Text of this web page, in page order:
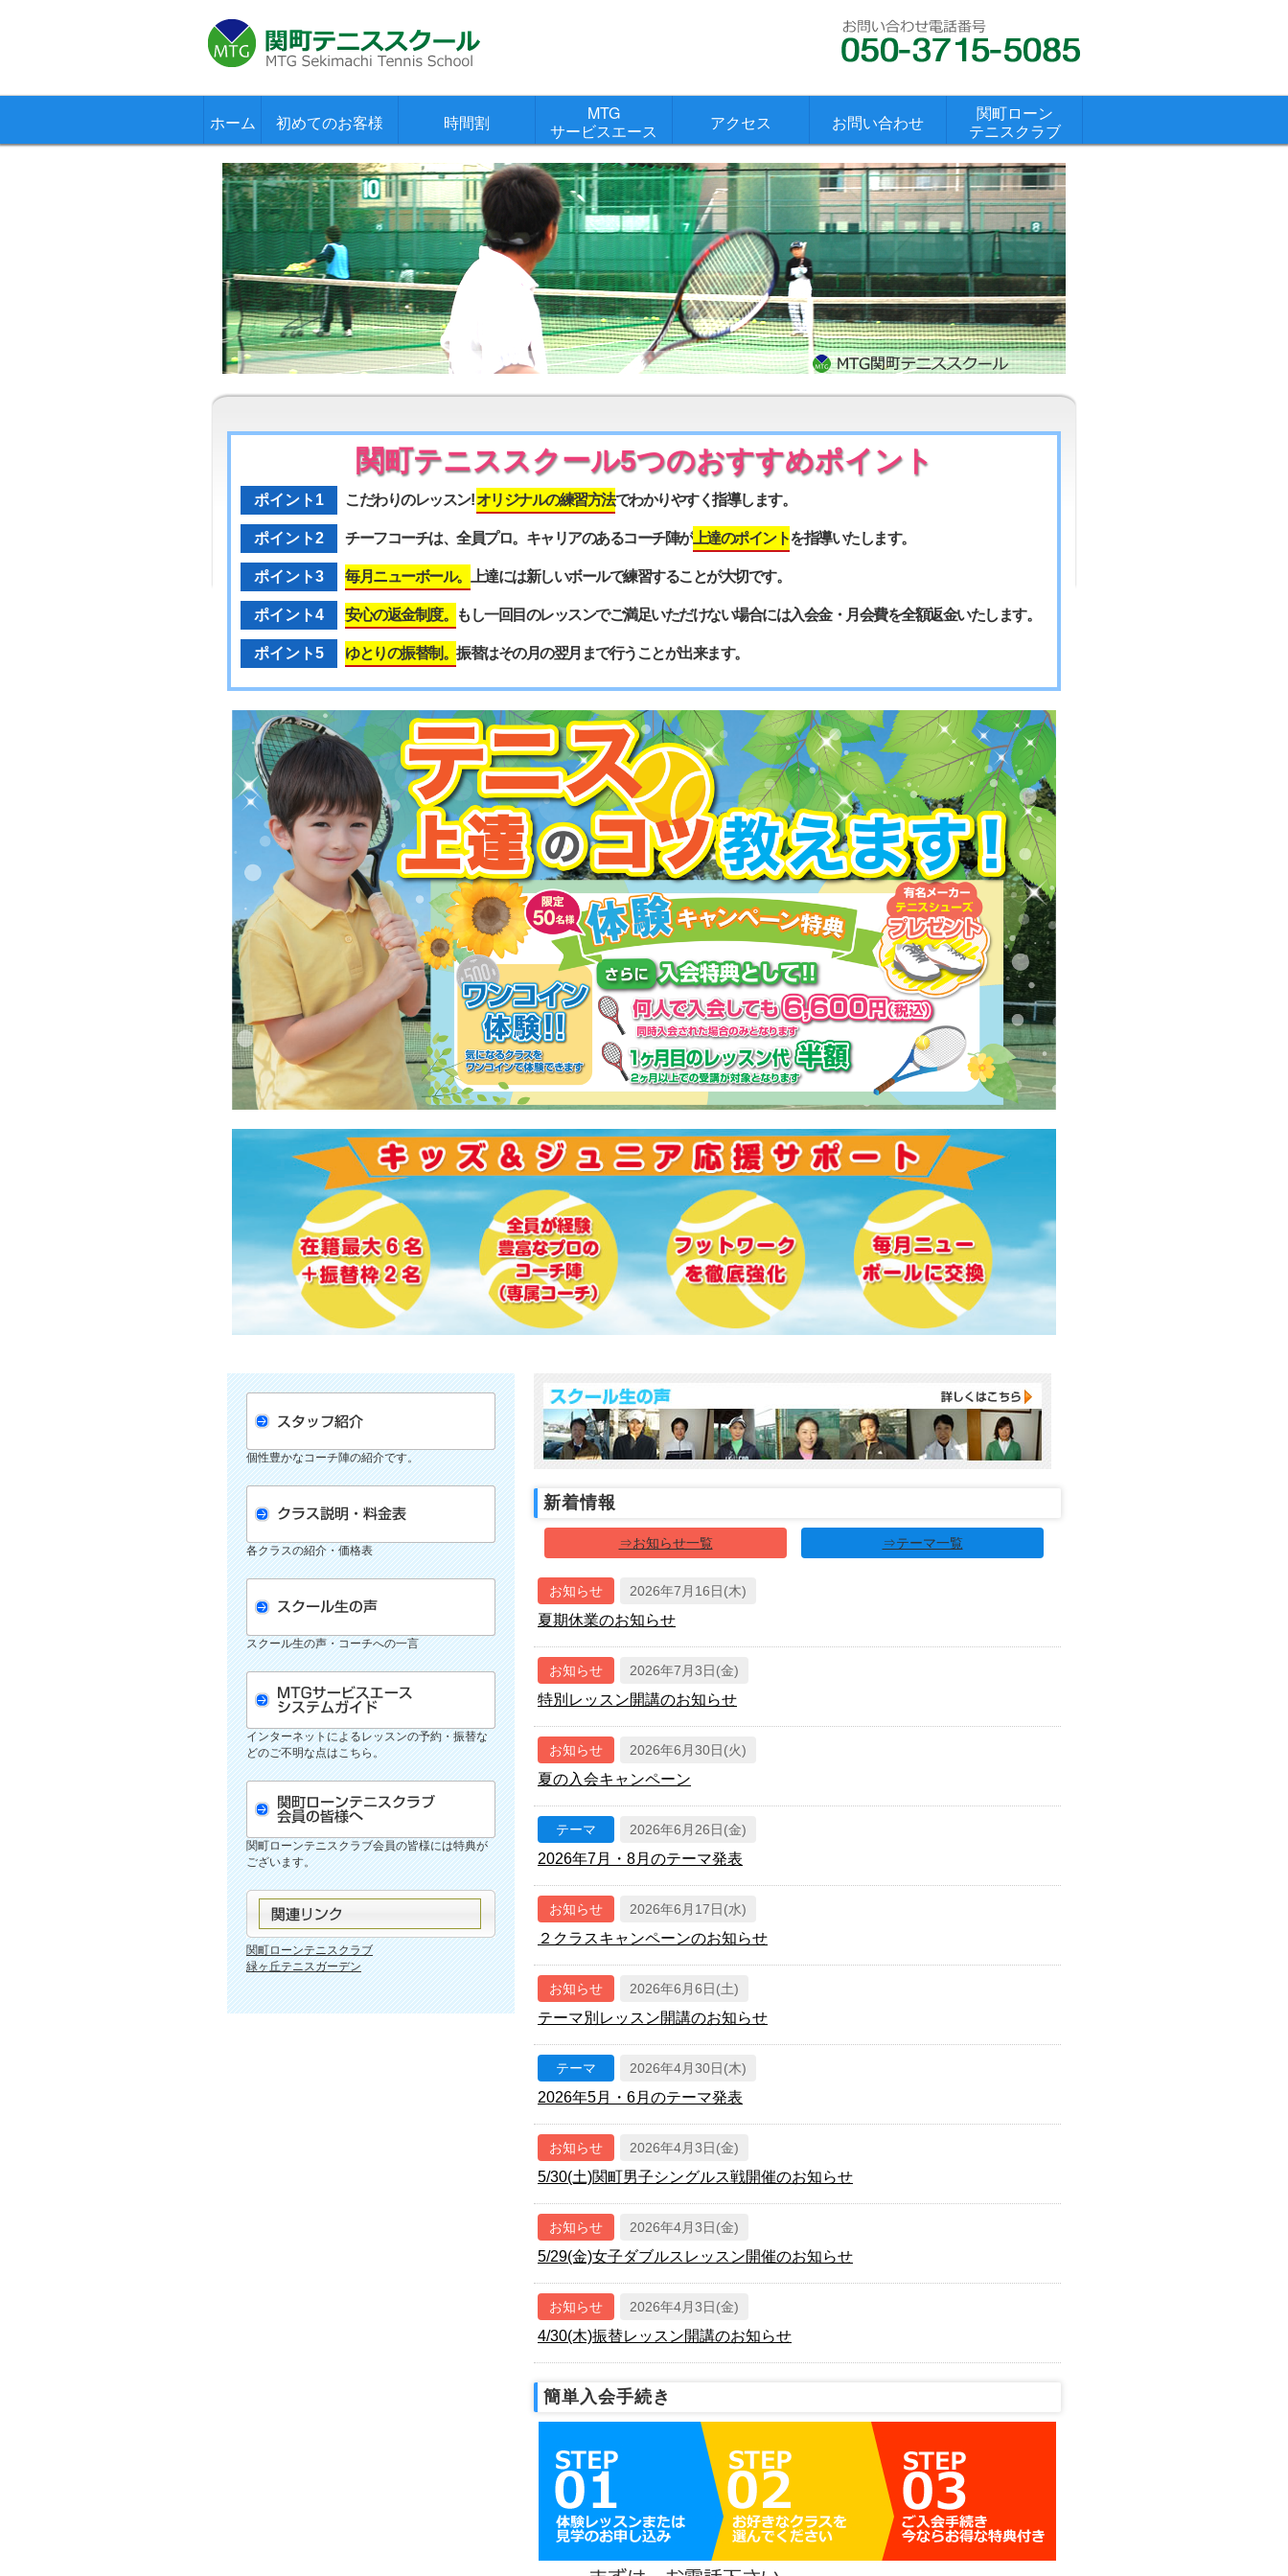
ホーム 初めてのお客様 時間割
MTG
サービスエース
アクセス お問い合わせ
関町ローン
テニスクラブ
関町テニススクール5つのおすすめポイント
ポイント1 こだわりのレッスン!オリジナルの練習方法でわかりやすく指導します。
ポイント2 チーフコーチは、全員プロ。キャリアのあるコーチ陣が上達のポイントを指導いたします。
ポイント3 毎月ニューボール。 上達には新しいボールで練習することが大切です。
ポイント4 安心の返金制度。 もし一回目のレッスンでご満足いただけない場合には入会金・月会費を全額返金いたします。
ポイント5 ゆとりの振替制。振替はその月の翌月まで行うことが出来ます。
新着情報
⇒お知らせ一覧 ⇒テーマ一覧
お知らせ 2026年7月16日(木)
夏期休業のお知らせ
お知らせ 2026年7月3日(金)
特別レッスン開講のお知らせ
お知らせ 2026年6月30日(火)
夏の入会キャンペーン
テーマ 2026年6月26日(金)
2026年7月・8月のテーマ発表
お知らせ 2026年6月17日(水)
２クラスキャンペーンのお知らせ
お知らせ 2026年6月6日(土)
テーマ別レッスン開講のお知らせ
テーマ 2026年4月30日(木)
2026年5月・6月のテーマ発表
お知らせ 2026年4月3日(金)
5/30(土)関町男子シングルス戦開催のお知らせ
お知らせ 2026年4月3日(金)
5/29(金)女子ダブルスレッスン開催のお知らせ
お知らせ 2026年4月3日(金)
4/30(木)振替レッスン開講のお知らせ
簡単入会手続き
個性豊かなコーチ陣の紹介です。
各クラスの紹介・価格表
スクール生の声・コーチへの一言
インターネットによるレッスンの予約・振替な
どのご不明な点はこちら。
関町ローンテニスクラブ会員の皆様には特典が
ございます。
関町ローンテニスクラブ
緑ヶ丘テニスガーデン